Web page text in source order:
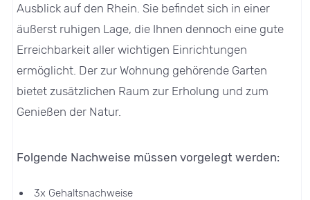
Ausblick auf den Rhein. Sie befindet sich in einer
äußerst ruhigen Lage, die Ihnen dennoch eine gute
Erreichbarkeit aller wichtigen Einrichtungen
ermöglicht. Der zur Wohnung gehörende Garten
bietet zusätzlichen Raum zur Erholung und zum
Genießen der Natur.
Folgende Nachweise müssen vorgelegt werden:
3x Gehaltsnachweise